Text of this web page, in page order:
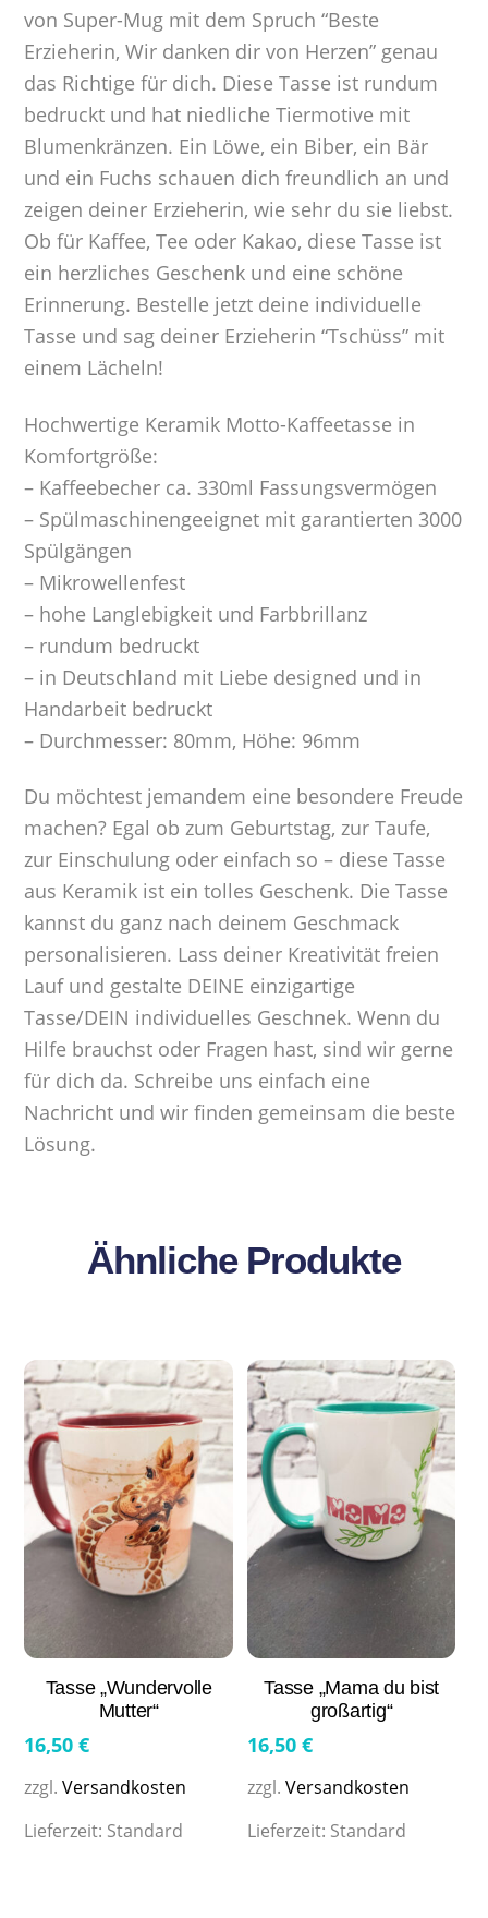
von Super-Mug mit dem Spruch “Beste
Erzieherin, Wir danken dir von Herzen” genau
das Richtige für dich. Diese Tasse ist rundum
bedruckt und hat niedliche Tiermotive mit
Blumenkränzen. Ein Löwe, ein Biber, ein Bär
und ein Fuchs schauen dich freundlich an und
zeigen deiner Erzieherin, wie sehr du sie liebst.
Ob für Kaffee, Tee oder Kakao, diese Tasse ist
ein herzliches Geschenk und eine schöne
Erinnerung. Bestelle jetzt deine individuelle
Tasse und sag deiner Erzieherin “Tschüss” mit
einem Lächeln!
Hochwertige Keramik Motto-Kaffeetasse in
Komfortgröße:
– Kaffeebecher ca. 330ml Fassungsvermögen
– Spülmaschinengeeignet mit garantierten 3000
Spülgängen
– Mikrowellenfest
– hohe Langlebigkeit und Farbbrillanz
– rundum bedruckt
– in Deutschland mit Liebe designed und in
Handarbeit bedruckt
– Durchmesser: 80mm, Höhe: 96mm
Du möchtest jemandem eine besondere Freude
machen? Egal ob zum Geburtstag, zur Taufe,
zur Einschulung oder einfach so – diese Tasse
aus Keramik ist ein tolles Geschenk. Die Tasse
kannst du ganz nach deinem Geschmack
personalisieren. Lass deiner Kreativität freien
Lauf und gestalte DEINE einzigartige
Tasse/DEIN individuelles Geschnek. Wenn du
Hilfe brauchst oder Fragen hast, sind wir gerne
für dich da. Schreibe uns einfach eine
Nachricht und wir finden gemeinsam die beste
Lösung.
Ähnliche Produkte
Tasse „Wundervolle
Mutter“
16,50€
zzgl.Versandkosten
Lieferzeit: Standard
Tasse „Mama du bist
großartig“
16,50 €
zzgl. Versandkosten
Lieferzeit: Standard